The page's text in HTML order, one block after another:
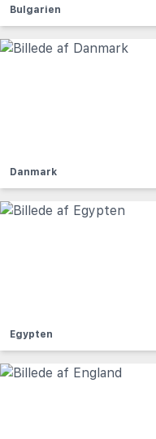
Bulgarien
Danmark
Egypten